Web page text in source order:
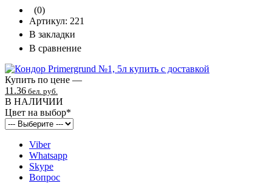
(0)
Артикул: 221
В закладки
В сравнение
Купить по цене —
11.36 бел. руб.
В НАЛИЧИИ
Цвет на выбор*
Viber
Whatsapp
Skype
Вопрос